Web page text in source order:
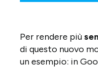
Per rendere più
di questo nuovo
un esempio: in